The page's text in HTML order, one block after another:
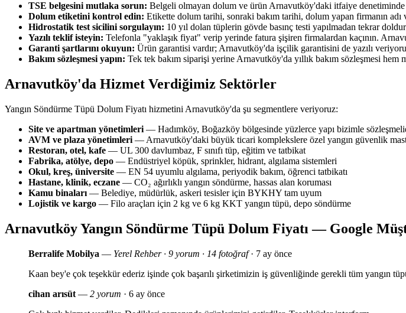
TSE belgesini mutlaka sorun: Belgeli olmayan dolum ve ürün Arnavutköy'daki itfaiye denetiminde
Dolum etiketini kontrol edin: Etikette dolum tarihi, sonraki bakım tarihi, dolum yapan firmanın adı
Hidrostatik test sicilini sorgulayın: 10 yıl dolan tüplerin gövde basınç testi yapılmadan tekrar
Yazılı teklif isteyin: Telefonla "yaklaşık fiyat" verip yerinde fatura şişiren firmalardan kaçının.
Garanti şartlarını okuyun: Ürün garantisi vardır; Arnavutköy'da işçilik garantisini de yazılı
Bakım sözleşmesi yapın: Tek tek bakım siparişi yerine Arnavutköy'da yıllık bakım sözleşmesi hem
Arnavutköy'da Hizmet Verdiğimiz Sektörler
Yangın Söndürme Tüpü Dolum Fiyatı hizmetini Arnavutköy'da şu segmentlere veriyoruz:
Site ve apartman yönetimleri — Hadımköy, Boğazköy bölgesinde yüzlerce yapı bizimle
AVM ve plaza yönetimleri — Arnavutköy'daki büyük ticari komplekslere özel yangın güvenlik
Restoran, otel, kafe — UL 300 davlumbaz, F sınıfı tüp, eğitim ve tatbikat
Fabrika, atölye, depo — Endüstriyel köpük, sprinkler, hidrant, algılama sistemleri
Okul, kreş, üniversite — EN 54 uyumlu algılama, periyodik bakım, öğrenci tatbikatı
Hastane, klinik, eczane — CO₂ ağırlıklı yangın söndürme, hassas alan koruması
Kamu binaları — Belediye, müdürlük, askeri tesisler için BYKHY tam uyum
Lojistik ve kargo — Filo araçları için 2 kg ve 6 kg KKT yangın tüpü, depo söndürme
Arnavutköy Yangın Söndürme Tüpü Dolum Fiyatı — Google
Berralife Mobilya — Yerel Rehber · 9 yorum · 14 fotoğraf· 7 ay önce
Kaan bey'e çok teşekkür ederiz işinde çok başarılı şirketimizin iş güvenliğinde gerekli tüm yangın
cihan arısüt — 2 yorum · 6 ay önce